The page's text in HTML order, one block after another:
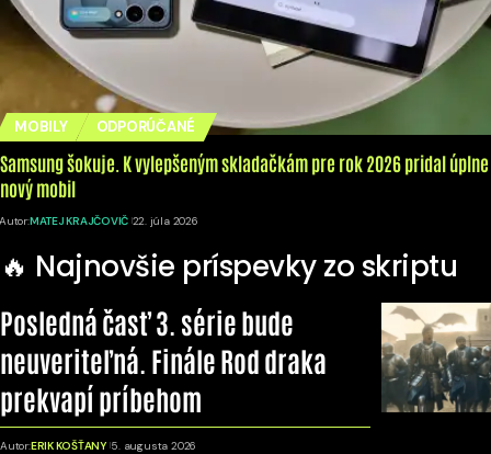
MOBILY ODPORÚČANÉ
Samsung šokuje. K vylepšeným skladačkám pre rok 2026 pridal úplne
nový mobil
Autor:MATEJ KRAJČOVIČ 22. júla 2026
🔥 Najnovšie príspevky zo skriptu
Posledná časť 3. série bude
neuveriteľná. Finále Rod draka
prekvapí príbehom
Autor:ERIK KOŠŤANY 5. augusta 2026